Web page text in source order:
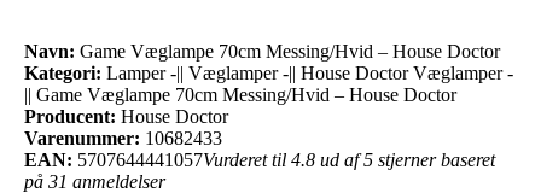
Navn: Game Væglampe 70cm Messing/Hvid – House Doctor
Kategori: Lamper -|| Væglamper -|| House Doctor Væglamper -
|| Game Væglampe 70cm Messing/Hvid – House Doctor
Producent: House Doctor
Varenummer: 10682433
EAN: 5707644441057Vurderet til 4.8 ud af 5 stjerner baseret
på 31 anmeldelser